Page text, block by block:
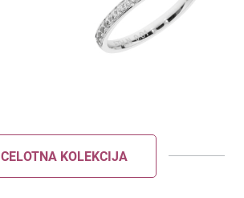
ZAPRI
CELOTNA KOLEKCIJA